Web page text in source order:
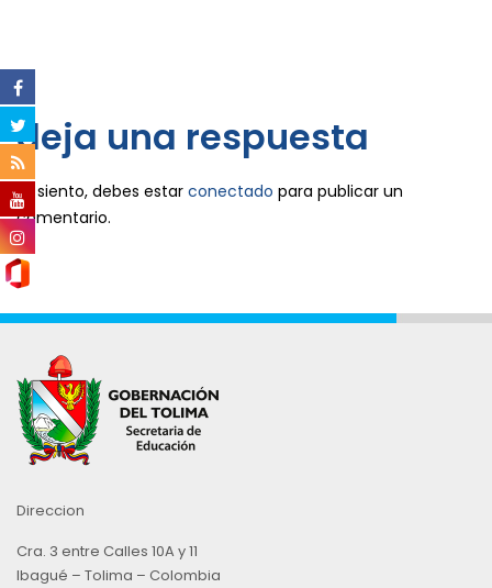
deja una respuesta
Lo siento, debes estar conectado para publicar un
comentario.
Direccion
Cra. 3 entre Calles 10A y 11
Ibagué – Tolima – Colombia